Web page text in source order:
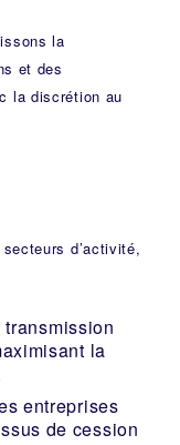
la
et des
la discrétion au
d’activité,
la
entreprises
de cession